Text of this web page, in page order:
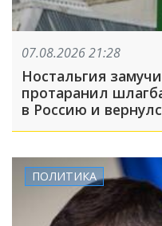
07.08.2026 21:28
Ностальгия
протаранил
в Россию и
ПОЛИТИКА